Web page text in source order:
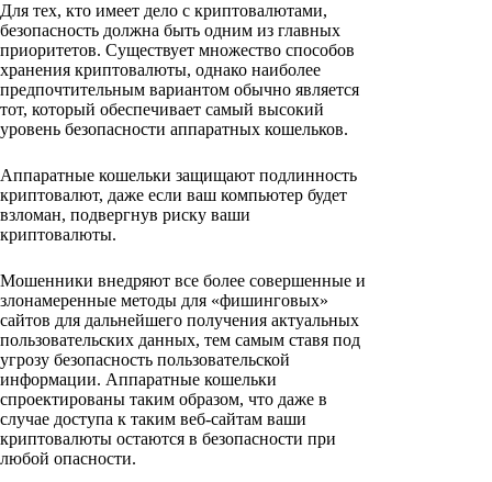
Для тех, кто имеет дело с криптовалютами,
безопасность должна быть одним из главных
приоритетов. Существует множество способов
хранения криптовалюты, однако наиболее
предпочтительным вариантом обычно является
тот, который обеспечивает самый высокий
уровень безопасности аппаратных кошельков.
Аппаратные кошельки защищают подлинность
криптовалют, даже если ваш компьютер будет
взломан, подвергнув риску ваши
криптовалюты.
Мошенники внедряют все более совершенные и
злонамеренные методы для «фишинговых»
сайтов для дальнейшего получения актуальных
пользовательских данных, тем самым ставя под
угрозу безопасность пользовательской
информации. Аппаратные кошельки
спроектированы таким образом, что даже в
случае доступа к таким веб-сайтам ваши
криптовалюты остаются в безопасности при
любой опасности.